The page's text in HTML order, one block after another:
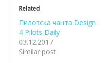
Related
Пилотска чанта Design
4 Pilots Daily
03.12.2017
Similar post